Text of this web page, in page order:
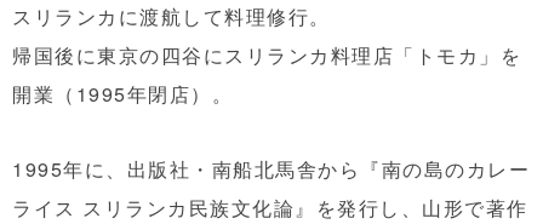
スリランカに渡航して料理修行。
帰国後に東京の四谷にスリランカ料理店「トモカ」を
開業（1995年閉店）。
1995年に、出版社・南船北馬舎から 『南の島のカレー
ライス スリランカ民族文化論』を発行し、山形で著作